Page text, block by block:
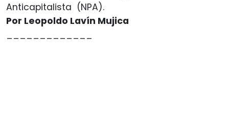
Anticapitalista (NPA).
Por Leopoldo Lavín Mujica